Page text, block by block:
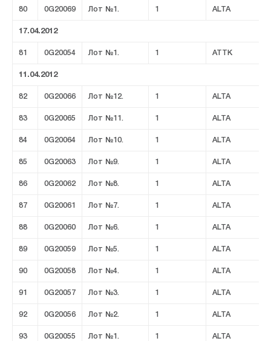
80 0G20069 Лот №1. 1 ALTA
17.04.2012
81 0G20054 Лот №1. 1 ATTK
11.04.2012
82 0G20066 Лот №12. 1 ALTA
83 0G20065 Лот №11. 1 ALTA
84 0G20064 Лот №10. 1 ALTA
85 0G20063 Лот №9. 1 ALTA
86 0G20062 Лот №8. 1 ALTA
87 0G20061 Лот №7. 1 ALTA
88 0G20060 Лот №6. 1 ALTA
89 0G20059 Лот №5. 1 ALTA
90 0G20058 Лот №4. 1 ALTA
91 0G20057 Лот №3. 1 ALTA
92 0G20056 Лот №2. 1 ALTA
93 0G20055 Лот №1. 1 ALTA